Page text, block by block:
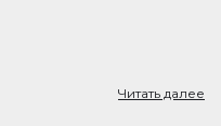
Читать далее